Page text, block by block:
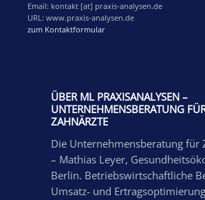
Email: kontakt [at] praxis-analysen.de
URL: www.praxis-analysen.de
zum Kontaktformular
ÜBER ML PRAXISANALYSEN –
UNTERNEHMENSBERATUNG
ZAHNÄRZTE
Die Unternehmensberatung für
– Mathias Leyer,
Berlin. Betriebswirtschaftliche
Umsatz- und